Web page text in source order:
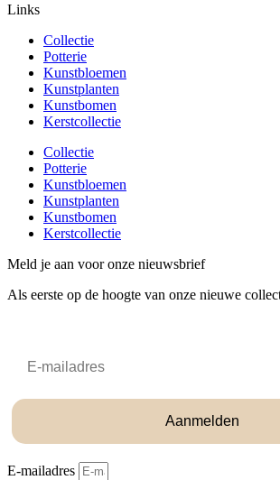
Links
Collectie
Potterie
Kunstbloemen
Kunstplanten
Kunstbomen
Kerstcollectie
Collectie
Potterie
Kunstbloemen
Kunstplanten
Kunstbomen
Kerstcollectie
Meld je aan voor onze nieuwsbrief
Als eerste op de hoogte van onze nieuwe
Aanmelden
E-mailadres